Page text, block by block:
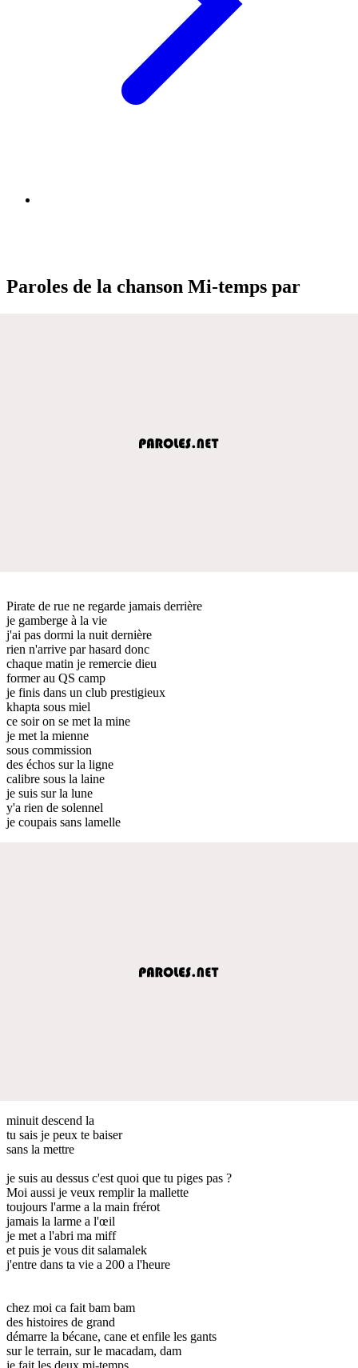
Paroles de la chanson Mi-temps par
Pirate de rue ne regarde jamais derrière
je gamberge à la vie
j'ai pas dormi la nuit dernière
rien n'arrive par hasard donc
chaque matin je remercie dieu
former au QS camp
je finis dans un club prestigieux
khapta sous miel
ce soir on se met la mine
je met la mienne
sous commission
des échos sur la ligne
calibre sous la laine
je suis sur la lune
y'a rien de solennel
je coupais sans lamelle
minuit descend la
tu sais je peux te baiser
sans la mettre
je suis au dessus c'est quoi que tu piges pas ?
Moi aussi je veux remplir la mallette
toujours l'arme a la main frérot
jamais la larme a l'œil
je met a l'abri ma miff
et puis je vous dit salamalek
j'entre dans ta vie a 200 a l'heure
chez moi ca fait bam bam
des histoires de grand
démarre la bécane, cane et enfile les gants
sur le terrain, sur le macadam, dam
je fait les deux mi-temps